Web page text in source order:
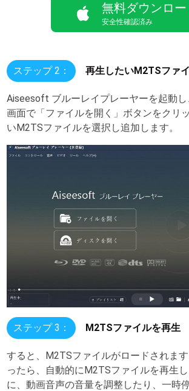
無料ダウンロー
安全性確認済み
ステップ 2： 再生したいM2TSファ
Aiseesoft ブルーレイプレーヤーを起動
画面で「ファイルを開く」ボタンをクリ
いM2TSファイルを選択し追加します。
ステップ 3： M2TSファイルを再生
すると、M2TSファイルがロードされま
ったら、自動的にM2TSファイルを再生
に、動画音声の音量を調整したり、一時